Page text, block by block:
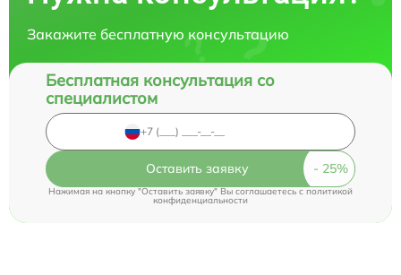
Закажите бесплатную консультацию
Бесплатная консультация со
специалистом
Оставить заявку
Нажимая на кнопку "Оставить заявку" Вы соглашаетесь cполитикой
конфиденциальности